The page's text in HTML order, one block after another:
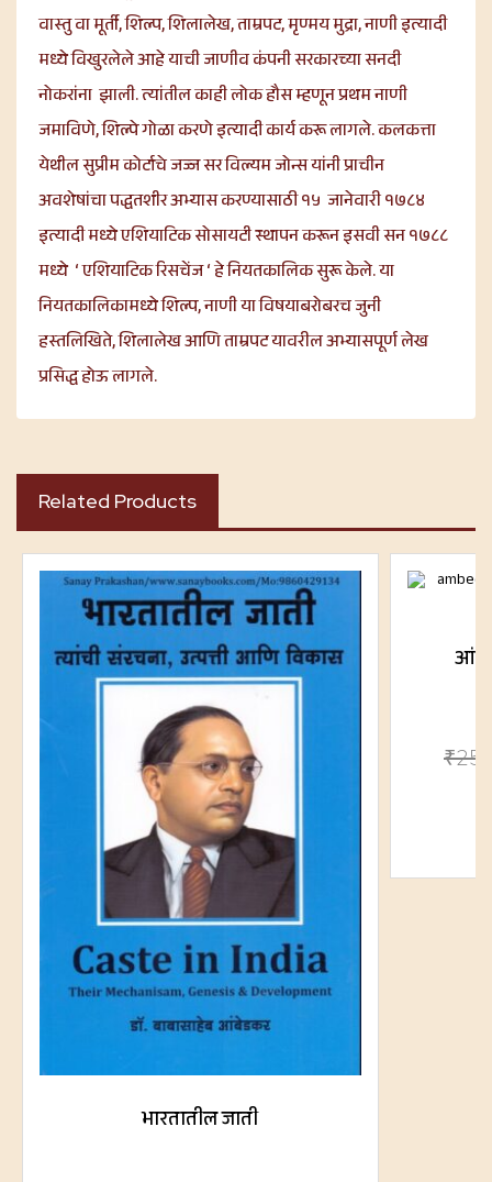
वास्तु वा मूर्ती, शिल्प, शिलालेख, ताम्रपट, मृण्मय मुद्रा, नाणी इत्यादी
मध्ये विखुरलेले आहे याची जाणीव कंपनी सरकारच्या सनदी
नोकरांना झाली. त्यांतील काही लोक हौस म्हणून प्रथम नाणी
जमाविणे, शिल्पे गोळा करणे इत्यादी कार्य करू लागले. कलकत्ता
येथील सुप्रीम कोर्टाचे जज्ज सर विल्यम जोन्स यांनी प्राचीन
अवशेषांचा पद्धतशीर अभ्यास करण्यासाठी १५ जानेवारी १७८४
इत्यादी मध्ये एशियाटिक सोसायटी स्थापन करून इसवी सन १७८८
मध्ये ‘ एशियाटिक रिसचेंज ‘ हे नियतकालिक सुरू केले. या
नियतकालिकामध्ये शिल्प, नाणी या विषयाबरोबरच जुनी
हस्तलिखिते, शिलालेख आणि ताम्रपट यावरील अभ्यासपूर्ण लेख
प्रसिद्ध होऊ लागले.
Related Products
भारतातील जाती
₹